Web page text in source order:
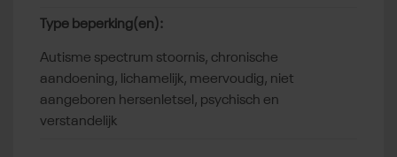
Type beperking(en):
autisme spectrum stoornis, chronische
aandoening, lichamelijk, meervoudig, niet
aangeboren hersenletsel, psychisch en
verstandelijk